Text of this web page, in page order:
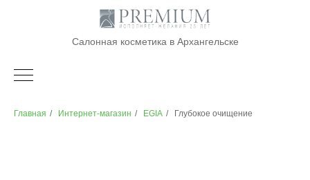
Салонная косметика в Архангельске
Главная / Интернет-магазин / EGIA / Глубокое очищение